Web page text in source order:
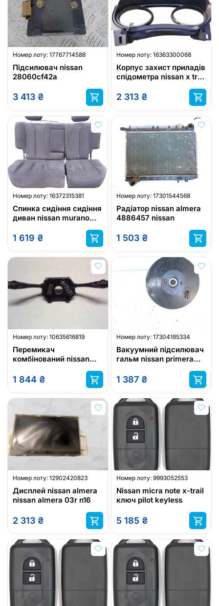
Номер лоту: 17767714588
Підсилювач nissan
28060cf42a
3 413 ₴
Номер лоту: 16363300068
Корпус захист приладів
спідометра nissan x trail
2 313 ₴
Номер лоту: 16372315381
Спинка сидіння сидіння
диван nissan murano
1 619 ₴
Номер лоту: 17301544568
Радіатор nissan almera
4886457 nissan
1 503 ₴
Номер лоту: 10635616819
Перемикач
комбінований nissan
1 844 ₴
Номер лоту: 17304185334
Вакуумний підсилювач
гальм nissan primera
1 387 ₴
Номер лоту: 12902420823
Дисплей nissan almera
nissan almera 03r n16
2 313 ₴
Номер лоту: 9993052553
Nissan micra note x-trail
ключ pilot keyless
5 185 ₴